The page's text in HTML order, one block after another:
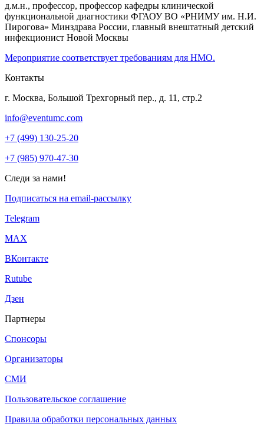
д.м.н., профессор, профессор кафедры клинической
функциональной диагностики ФГАОУ ВО «РНИМУ им. Н.И.
Пирогова» Минздрава России, главный внештатный детский
инфекционист Новой Москвы
Мероприятие соответствует требованиям для НМО.
Контакты
г. Москва, Большой Трехгорный пер., д. 11, стр.2
info@eventumc.com
+7 (499) 130-25-20
+7 (985) 970-47-30
Следи за нами!
Подписаться на email-рассылку
Telegram
МАХ
ВКонтакте
Rutube
Дзен
Партнеры
Спонсоры
Организаторы
СМИ
Пользовательское соглашение
Правила обработки персональных данных